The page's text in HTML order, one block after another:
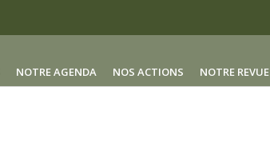
NOTRE AGENDA NOS ACTIONS NOTRE REVUE